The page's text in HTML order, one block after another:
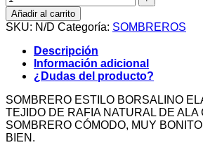
Añadir al carrito
SKU: N/D Categoría: SOMBREROS
Descripción
Información adicional
¿Dudas del producto?
SOMBRERO ESTILO BORSALINO
TEJIDO DE RAFIA NATURAL DE ALA
SOMBRERO CÓMODO, MUY
BIEN.